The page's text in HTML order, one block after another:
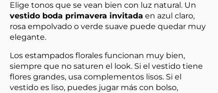
Elige tonos que se vean bien con luz natural. Un
vestido boda primavera invitada en azul claro,
rosa empolvado o verde suave puede quedar muy
elegante.
Los estampados florales funcionan muy bien,
siempre que no saturen el look. Si el vestido tiene
flores grandes, usa complementos lisos. Si el
vestido es liso, puedes jugar más con bolso,